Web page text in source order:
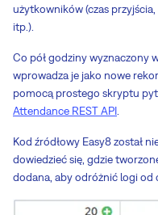
użytkowników (czas
itp.).
Co pół godziny wyznaczony
wprowadza je jako nowe
pomocą prostego skryptu
Attendance REST API
Kod źródłowy Easy8 został
dowiedzieć się, gdzie
dodana, aby odróżnić logi od